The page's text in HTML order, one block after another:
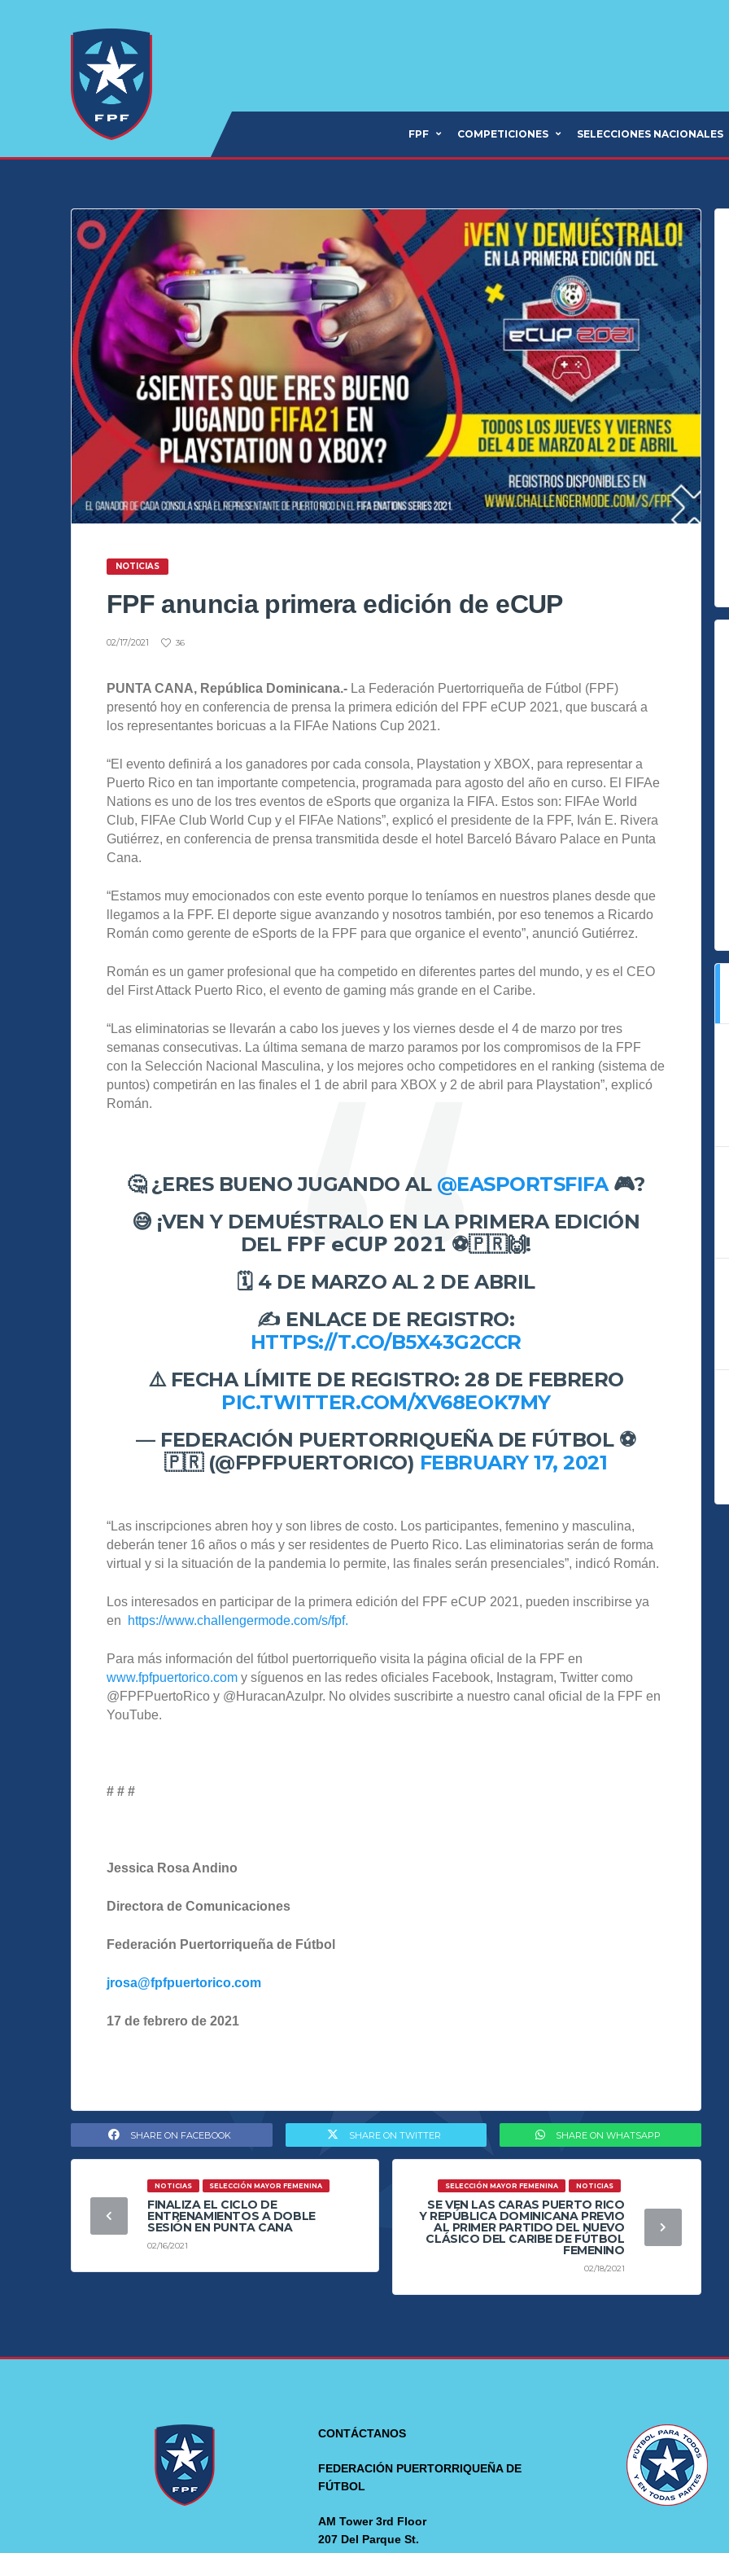
FPF COMPETICIONES SELECCIONES NACIONALES
NOTICIAS
FPF anuncia primera edición de eCUP
02/17/2021 36
PUNTA CANA, República Dominicana.- La Federación Puertorriqueña de Fútbol (FPF)
presentó hoy en conferencia de prensa la primera edición del FPF eCUP 2021, que buscará a
los representantes boricuas a la FIFAe Nations Cup 2021.
“El evento definirá a los ganadores por cada consola, Playstation y XBOX, para representar a
Puerto Rico en tan importante competencia, programada para agosto del año en curso. El FIFAe
Nations es uno de los tres eventos de eSports que organiza la FIFA. Estos son: FIFAe World
Club, FIFAe Club World Cup y el FIFAe Nations”, explicó el presidente de la FPF, Iván E. Rivera
Gutiérrez, en conferencia de prensa transmitida desde el hotel Barceló Bávaro Palace en Punta
Cana.
“Estamos muy emocionados con este evento porque lo teníamos en nuestros planes desde que
llegamos a la FPF. El deporte sigue avanzando y nosotros también, por eso tenemos a Ricardo
Román como gerente de eSports de la FPF para que organice el evento”, anunció Gutiérrez.
Román es un gamer profesional que ha competido en diferentes partes del mundo, y es el CEO
del First Attack Puerto Rico, el evento de gaming más grande en el Caribe.
“Las eliminatorias se llevarán a cabo los jueves y los viernes desde el 4 de marzo por tres
semanas consecutivas. La última semana de marzo paramos por los compromisos de la FPF
con la Selección Nacional Masculina, y los mejores ocho competidores en el ranking (sistema de
puntos) competirán en las finales el 1 de abril para XBOX y 2 de abril para Playstation”, explicó
Román.
🤔 ¿ERES BUENO JUGANDO AL @EASPORTSFIFA🎮?
😅 ¡VEN Y DEMUÉSTRALO EN LA PRIMERA EDICIÓN
DEL 𝗙𝗣𝗙 𝗲𝗖𝗨𝗣 𝟮𝟬𝟮𝟭 ⚽️🇵🇷🙌!
🗓️ 4 DE MARZO AL 2 DE ABRIL
✍️ ENLACE DE REGISTRO:
HTTPS://T.CO/B5X43G2CCR
⚠️ FECHA LÍMITE DE REGISTRO: 28 DE FEBRERO
PIC.TWITTER.COM/XV68EOK7MY
— FEDERACIÓN PUERTORRIQUEÑA DE FÚTBOL ⚽️
🇵🇷 (@FPFPUERTORICO) FEBRUARY 17, 2021
“Las inscripciones abren hoy y son libres de costo. Los participantes, femenino y masculina,
deberán tener 16 años o más y ser residentes de Puerto Rico. Las eliminatorias serán de forma
virtual y si la situación de la pandemia lo permite, las finales serán presenciales”, indicó Román.
Los interesados en participar de la primera edición del FPF eCUP 2021, pueden inscribirse ya
en
https://www.challengermode.com/s/fpf.
Para más información del fútbol puertorriqueño visita la página oficial de la FPF en
www.fpfpuertorico.com y síguenos en las redes oficiales Facebook, Instagram, Twitter como
@FPFPuertoRico y @HuracanAzulpr. No olvides suscribirte a nuestro canal oficial de la FPF en
YouTube.
# # #
Jessica Rosa Andino
Directora de Comunicaciones
Federación Puertorriqueña de Fútbol
jrosa@fpfpuertorico.com
17 de febrero de 2021
SHARE ON FACEBOOK SHARE ON TWITTER SHARE ON WHATSAPP
NOTICIAS SELECCIÓN MAYOR FEMENINA
FINALIZA EL CICLO DE
ENTRENAMIENTOS A DOBLE
SESIÓN EN PUNTA CANA
02/16/2021
NOTICIAS
SELECCIÓN MAYOR FEMENINA
SE VEN LAS CARAS PUERTO RICO
Y REPÚBLICA DOMINICANA PREVIO
AL PRIMER PARTIDO DEL NUEVO
CLÁSICO DEL CARIBE DE FÚTBOL
FEMENINO
02/18/2021
CONTÁCTANOS
FEDERACIÓN PUERTORRIQUEÑA DE
FÚTBOL
AM Tower 3rd Floor
207 Del Parque St.